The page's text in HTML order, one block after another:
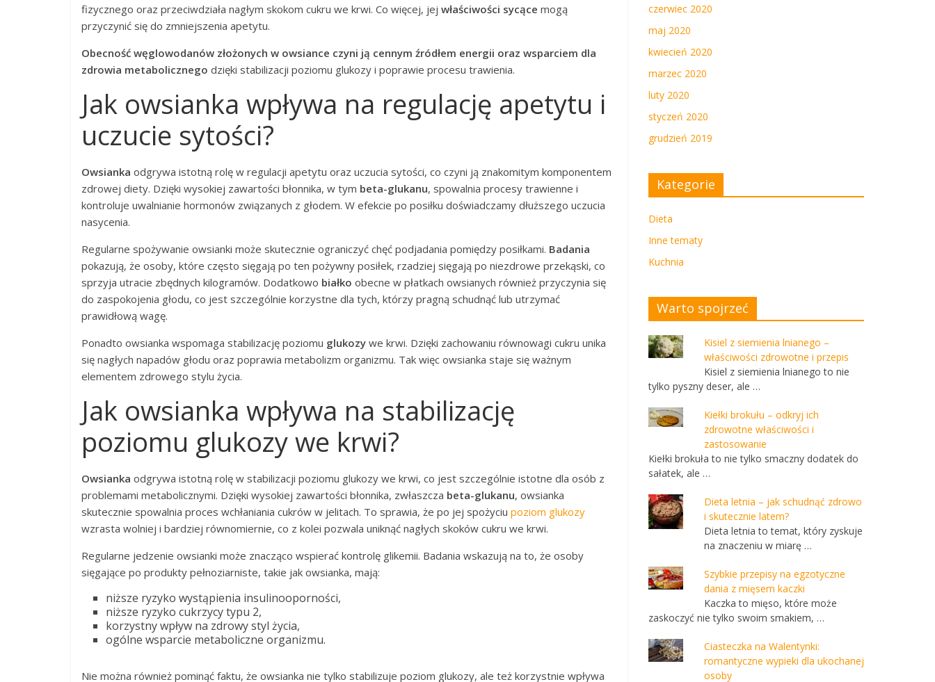
fizycznego oraz przeciwdziała nagłym skokom cukru we krwi. Co więcej, jej właściwości sycące mogą
przyczynić się do zmniejszenia apetytu.
Obecność węglowodanów złożonych w owsiance czyni ją cennym źródłem energii oraz wsparciem dla
zdrowia metabolicznego dzięki stabilizacji poziomu glukozy i poprawie procesu trawienia.
Jak owsianka wpływa na regulację apetytu i
uczucie sytości?
Owsianka odgrywa istotną rolę w regulacji apetytu oraz uczucia sytości, co czyni ją znakomitym komponentem
zdrowej diety. Dzięki wysokiej zawartości błonnika, w tym beta-glukanu, spowalnia procesy trawienne i
kontroluje uwalnianie hormonów związanych z głodem. W efekcie po posiłku doświadczamy dłuższego uczucia
nasycenia.
Regularne spożywanie owsianki może skutecznie ograniczyć chęć podjadania pomiędzy posiłkami. Badania
pokazują, że osoby, które często sięgają po ten pożywny posiłek, rzadziej sięgają po niezdrowe przekąski, co
sprzyja utracie zbędnych kilogramów. Dodatkowo białko obecne w płatkach owsianych również przyczynia się
do zaspokojenia głodu, co jest szczególnie korzystne dla tych, którzy pragną schudnąć lub utrzymać
prawidłową wagę.
Ponadto owsianka wspomaga stabilizację poziomu glukozy we krwi. Dzięki zachowaniu równowagi cukru unika
się nagłych napadów głodu oraz poprawia metabolizm organizmu. Tak więc owsianka staje się ważnym
elementem zdrowego stylu życia.
Jak owsianka wpływa na stabilizację
poziomu glukozy we krwi?
Owsianka odgrywa istotną rolę w stabilizacji poziomu glukozy we krwi, co jest szczególnie istotne dla osób z
problemami metabolicznymi. Dzięki wysokiej zawartości błonnika, zwłaszcza beta-glukanu, owsianka
skutecznie spowalnia proces wchłaniania cukrów w jelitach. To sprawia, że po jej spożyciu poziom glukozy
wzrasta wolniej i bardziej równomiernie, co z kolei pozwala uniknąć nagłych skoków cukru we krwi.
Regularne jedzenie owsianki może znacząco wspierać kontrolę glikemii. Badania wskazują na to, że osoby
sięgające po produkty pełnoziarniste, takie jak owsianka, mają:
niższe ryzyko wystąpienia insulinooporności,
niższe ryzyko cukrzycy typu 2,
korzystny wpływ na zdrowy styl życia,
ogólne wsparcie metaboliczne organizmu.
Nie można również pominąć faktu, że owsianka nie tylko stabilizuje poziom glukozy, ale też korzystnie wpływa
czerwiec 2020
maj 2020
kwiecień 2020
marzec 2020
luty 2020
styczeń 2020
grudzień 2019
Kategorie
Dieta
Inne tematy
Kuchnia
Warto spojrzeć
Kisiel z siemienia lnianego –
właściwości zdrowotne i przepis
Kisiel z siemienia lnianego to nie
tylko pyszny deser, ale …
Kiełki brokułu – odkryj ich
zdrowotne właściwości i
zastosowanie
Kiełki brokuła to nie tylko smaczny dodatek do
sałatek, ale …
Dieta letnia – jak schudnąć zdrowo
i skutecznie latem?
Dieta letnia to temat, który zyskuje
na znaczeniu w miarę …
Szybkie przepisy na egzotyczne
dania z mięsem kaczki
Kaczka to mięso, które może
zaskoczyć nie tylko swoim smakiem, …
Ciasteczka na Walentynki:
romantyczne wypieki dla ukochanej
osoby